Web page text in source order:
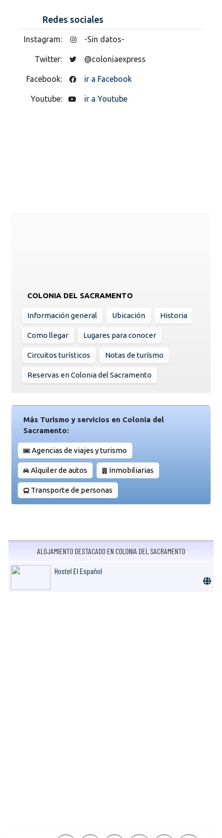
Redes sociales
Instagram: -Sin datos-
Twitter: @coloniaexpress
Facebook: ir a Facebook
Youtube: ir a Youtube
COLONIA DEL SACRAMENTO
Información general Ubicación Historia
Como llegar Lugares para conocer
Circuitos turísticos Notas de turísmo
Reservas en Colonia del Sacramento
Más Turismo y servicios en Colonia del
Sacramento:
Agencias de viajes y turismo
Alquiler de autos Inmobiliarias
Transporte de personas
ALOJAMIENTO DESTACADO EN COLONIA DEL SACRAMENTO
Hostel El Español